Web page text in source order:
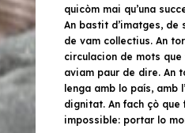
quicòm mai qu’una
An bastit d’imatges, de
de vam collectius. An
circulacion de mots
aviam paur de dire. An
lenga amb lo país, amb
dignitat. An fach çò que
impossible: portar lo